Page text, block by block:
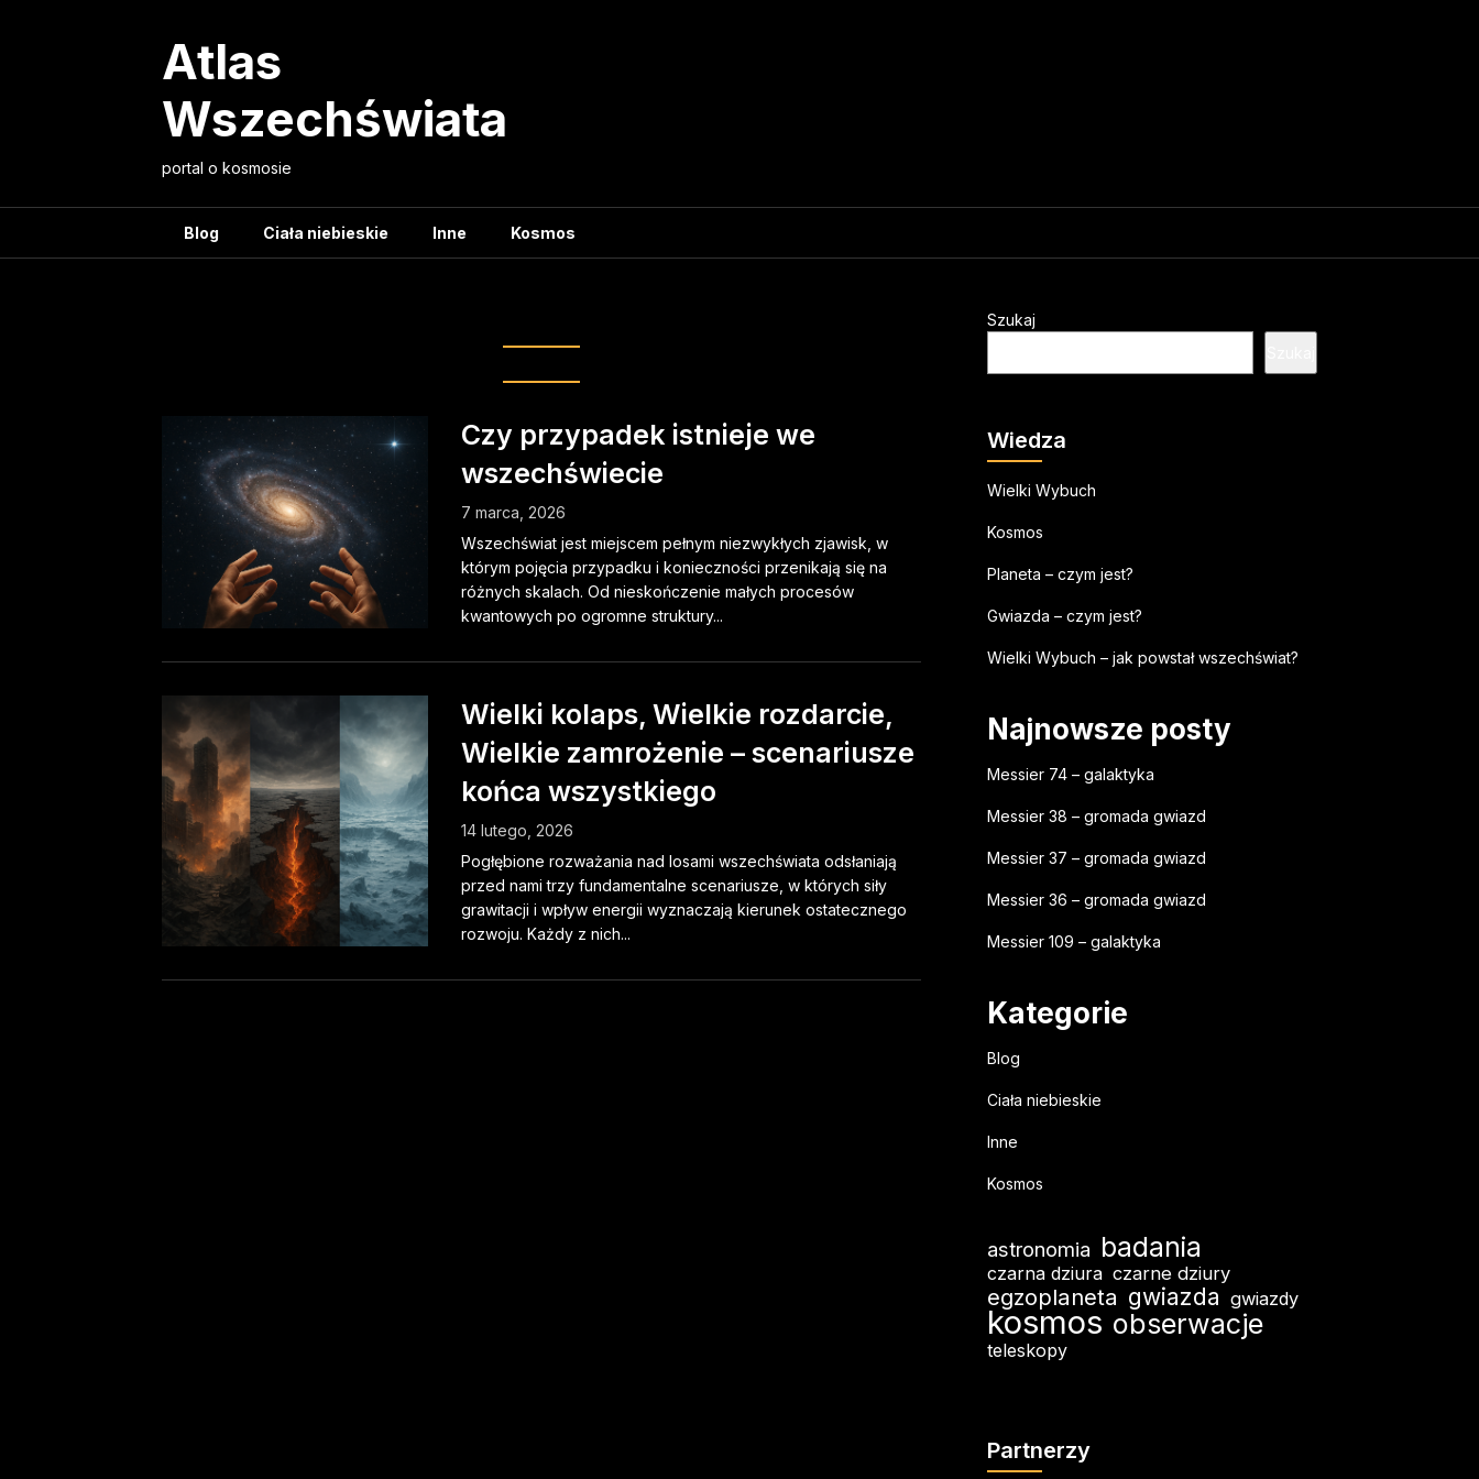
Atlas
Wszechświata
portal o kosmosie
Blog Ciała niebieskie Inne Kosmos
Czy przypadek istnieje we
wszechświecie
7 marca, 2026
Wszechświat jest miejscem pełnym niezwykłych zjawisk, w
którym pojęcia przypadku i konieczności przenikają się na
różnych skalach. Od nieskończenie małych procesów
kwantowych po ogromne struktury...
Wielki kolaps, Wielkie rozdarcie,
Wielkie zamrożenie – scenariusze
końca wszystkiego
14 lutego, 2026
Pogłębione rozważania nad losami wszechświata odsłaniają
przed nami trzy fundamentalne scenariusze, w których siły
grawitacji i wpływ energii wyznaczają kierunek ostatecznego
rozwoju. Każdy z nich...
Szukaj
Wiedza
Wielki Wybuch
Kosmos
Planeta – czym jest?
Gwiazda – czym jest?
Wielki Wybuch – jak powstał wszechświat?
Najnowsze posty
Messier 74 – galaktyka
Messier 38 – gromada gwiazd
Messier 37 – gromada gwiazd
Messier 36 – gromada gwiazd
Messier 109 – galaktyka
Kategorie
Blog
Ciała niebieskie
Inne
Kosmos
astronomia badania
czarna dziura czarne dziury
egzoplaneta gwiazda gwiazdy
kosmos obserwacje
teleskopy
Partnerzy